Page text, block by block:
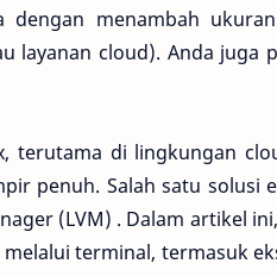
dengan menambah
layanan cloud). Anda
terutama di lingkungan
penuh. Salah satu
(LVM) . Dalam artikel
terminal, termasuk